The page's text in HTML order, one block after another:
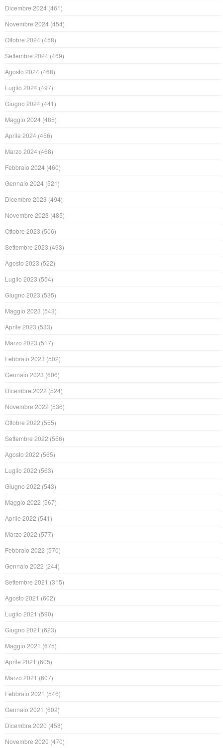
Dicembre 2024 (461)
Novembre 2024 (454)
Ottobre 2024 (458)
Settembre 2024 (469)
Agosto 2024 (468)
Luglio 2024 (497)
Giugno 2024 (441)
Maggio 2024 (485)
Aprile 2024 (456)
Marzo 2024 (468)
Febbraio 2024 (460)
Gennaio 2024 (521)
Dicembre 2023 (494)
Novembre 2023 (485)
Ottobre 2023 (506)
Settembre 2023 (493)
Agosto 2023 (522)
Luglio 2023 (554)
Giugno 2023 (535)
Maggio 2023 (543)
Aprile 2023 (533)
Marzo 2023 (517)
Febbraio 2023 (502)
Gennaio 2023 (606)
Dicembre 2022 (524)
Novembre 2022 (536)
Ottobre 2022 (555)
Settembre 2022 (556)
Agosto 2022 (565)
Luglio 2022 (563)
Giugno 2022 (543)
Maggio 2022 (567)
Aprile 2022 (541)
Marzo 2022 (577)
Febbraio 2022 (570)
Gennaio 2022 (244)
Settembre 2021 (315)
Agosto 2021 (602)
Luglio 2021 (590)
Giugno 2021 (623)
Maggio 2021 (675)
Aprile 2021 (605)
Marzo 2021 (607)
Febbraio 2021 (546)
Gennaio 2021 (602)
Dicembre 2020 (458)
Novembre 2020 (470)